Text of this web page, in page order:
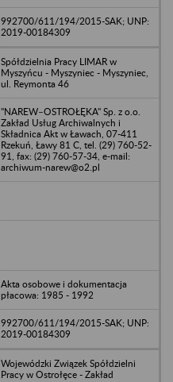
992700/611/194/2015-SAK; UNP:
2019-00184309
Spółdzielnia Pracy LIMAR w
Myszyńcu - Myszyniec - Myszyniec,
ul. Reymonta 46
"NAREW–OSTROŁĘKA" Sp. z o.o.
Zakład Usług Archiwalnych i
Składnica Akt w Ławach, 07-411
Rzekuń, Ławy 81 C, tel. (29) 760-52-
91, fax: (29) 760-57-34, e-mail:
archiwum-narew@o2.pl
Akta osobowe i dokumentacja
płacowa: 1985 - 1992
992700/611/194/2015-SAK; UNP:
2019-00184309
Wojewódzki Związek Spółdzielni
Pracy w Ostrołęce - Zakład